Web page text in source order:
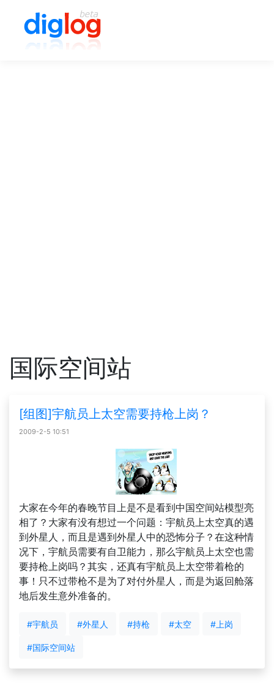
国际空间站
[组图]宇航员上太空需要持枪上岗？
2009-2-5 10:51
大家在今年的春晚节目上是不是看到中国空间站模型亮
相了？大家有没有想过一个问题：宇航员上太空真的遇
到外星人，而且是遇到外星人中的恐怖分子？在这种情
况下，宇航员需要有自卫能力，那么宇航员上太空也需
要持枪上岗吗？其实，还真有宇航员上太空带着枪的
事！只不过带枪不是为了对付外星人，而是为返回舱落
地后发生意外准备的。
#宇航员 #外星人 #持枪 #太空 #上岗
#国际空间站